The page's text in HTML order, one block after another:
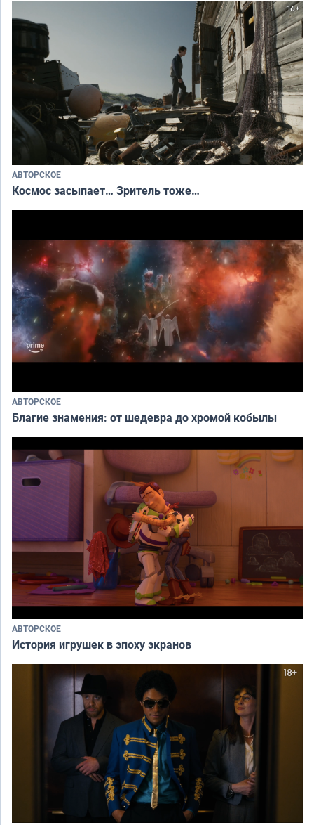
АВТОРСКОЕ
Космос засыпает… Зритель тоже…
АВТОРСКОЕ
Благие знамения: от шедевра до хромой кобылы
АВТОРСКОЕ
История игрушек в эпоху экранов